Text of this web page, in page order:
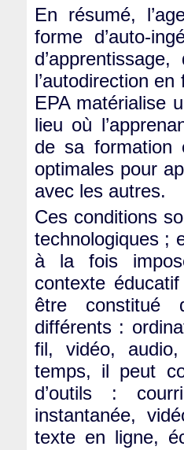
En résumé,
forme d’auto-
l’autodirection
EPA matérialise
lieu où
de sa formation
optimales pour
avec les autres.
Ces conditions
technologiques ;
à la fois
contexte
être constitué
différents :
fil, vidéo,
temps, il peut
d’outils :
instantanée,
texte en ligne,